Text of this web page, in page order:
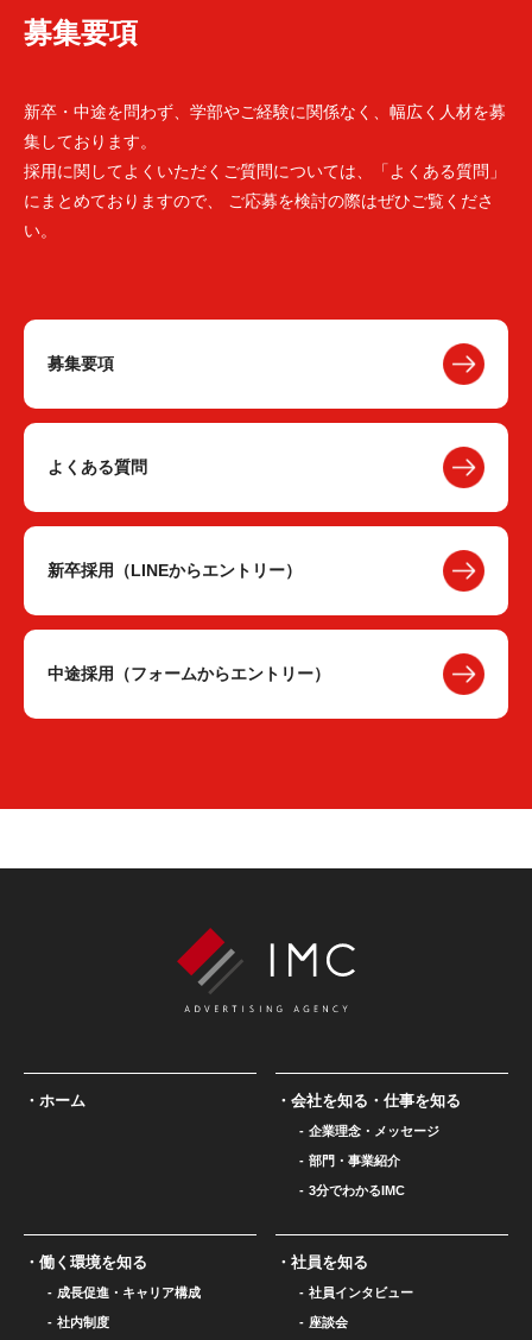
募集要項
新卒・中途を問わず、学部やご経験に関係なく、幅広く人材を募
集しております。
採用に関してよくいただくご質問については、「よくある質問」
にまとめておりますので、 ご応募を検討の際はぜひご覧くださ
い。
募集要項
よくある質問
新卒採用（LINEからエントリー）
中途採用（フォームからエントリー）
ホーム 会社を知る・仕事を知る
企業理念・メッセージ
部門・事業紹介
3分でわかるIMC
働く環境を知る
成長促進・キャリア構成
社内制度
社員を知る
社員インタビュー
座談会